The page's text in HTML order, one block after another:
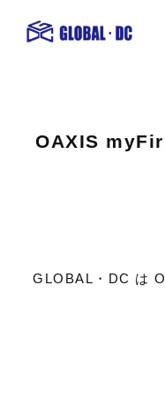
OAXIS
GLOBAL・DC は